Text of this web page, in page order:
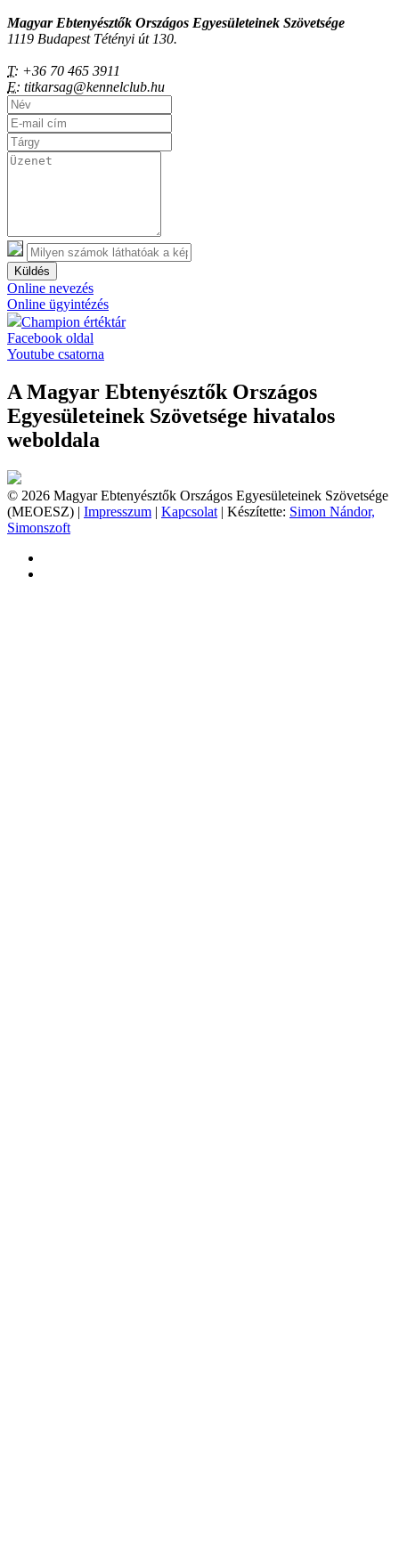
Magyar Ebtenyésztők Országos Egyesületeinek Szövetsége
1119 Budapest Tétényi út 130.
T: +36 70 465 3911
E: titkarsag@kennelclub.hu
Küldés
Online nevezés
Online ügyintézés
Champion értéktár
Facebook oldal
Youtube csatorna
A Magyar Ebtenyésztők Országos
Egyesületeinek Szövetsége hivatalos
weboldala
© 2026 Magyar Ebtenyésztők Országos Egyesületeinek Szövetsége
(MEOESZ) | Impresszum | Kapcsolat | Készítette: Simon Nándor,
Simonszoft